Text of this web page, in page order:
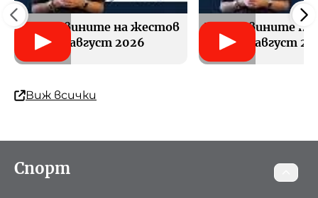
БНР Новините на жестов
език - 7 август 2026
БНР Новините на
език - 6 август
Виж всички
Спорт